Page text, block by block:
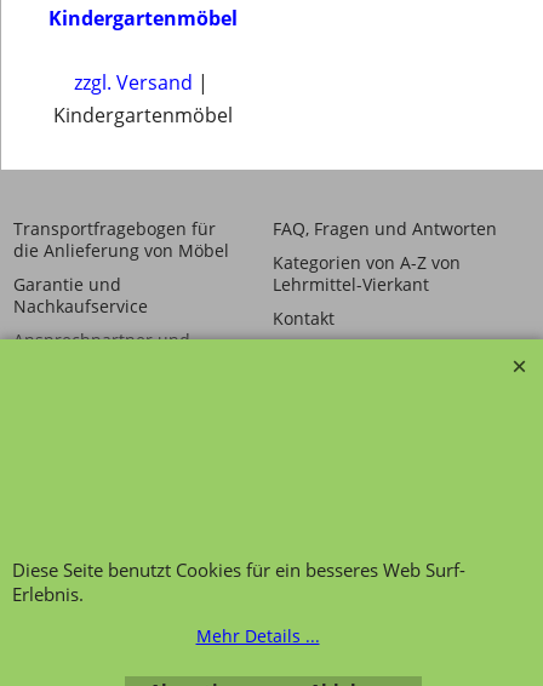
Kindergartenmöbel
zzgl. Versand
Kindergartenmöbel
Transportfragebogen für
die Anlieferung von Möbel
Garantie und
Nachkaufservice
Ansprechpartner und
FAQ, Fragen und Antworten
Kategorien von A-Z von
Lehrmittel-Vierkant
Kontakt
Diese Seite benutzt Cookies für ein besseres Web Surf-
Erlebnis.
Mehr Details ...